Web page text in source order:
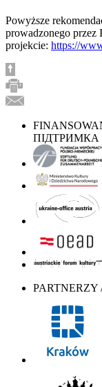
Powyższe
prowadzonego
projekcie: https://
ПІДТРИМКА